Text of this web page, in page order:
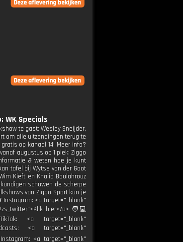
WK Specials
te gast: Wesley Sneijder,
om alle uitzendingen terug te
op kanaal 14! Meer info?
augustus op 1 plek: Ziggo
& weten hoe je kunt
tafel bij Wytse van der Goot
Kieft en Khalid Boulahrouz
schuwen de scherpe
van Ziggo Sport kun je
<a target="_blank"
hier</a> 🧑💻
<a target="_blank"
<a target="_blank"
<a target="_blank"